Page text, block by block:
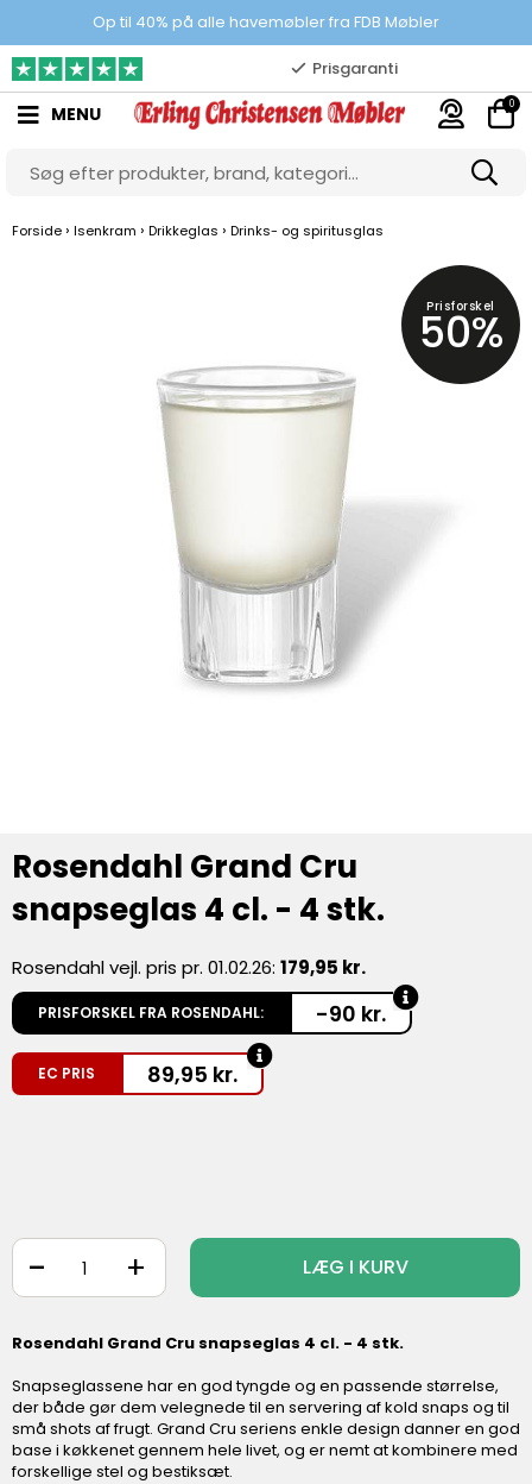
Op til 40% på alle havemøbler fra FDB Møbler
100% danskejet webshop
Prisgaranti
10.000 m2 showroom
Gratis & gode parkeringsforhold
MENU 0
Forside › Isenkram › Drikkeglas › Drinks- og spiritusglas
Prisforskel
50%
Rosendahl Grand Cru
snapseglas 4 cl. - 4 stk.
Rosendahl vejl. pris pr. 01.02.26: 179,95 kr.
PRISFORSKEL FRA ROSENDAHL: -90 kr.
EC PRIS 89,95 kr.
+
- LÆG I KURV
Rosendahl Grand Cru snapseglas 4 cl. - 4 stk.
Snapseglassene har en god tyngde og en passende størrelse,
der både gør dem velegnede til en servering af kold snaps og til
små shots af frugt. Grand Cru seriens enkle design danner en god
base i køkkenet gennem hele livet, og er nemt at kombinere med
forskellige stel og bestiksæt.